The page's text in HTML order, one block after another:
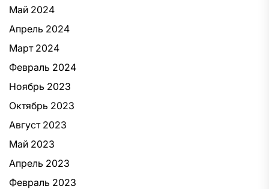
Май 2024
Апрель 2024
Март 2024
Февраль 2024
Ноябрь 2023
Октябрь 2023
Август 2023
Май 2023
Апрель 2023
Февраль 2023